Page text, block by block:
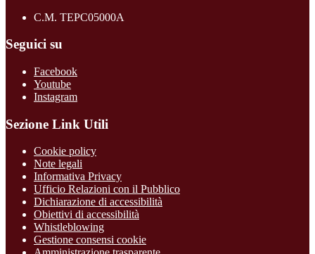
C.M. TEPC05000A
Seguici su
Facebook
Youtube
Instagram
Sezione Link Utili
Cookie policy
Note legali
Informativa Privacy
Ufficio Relazioni con il Pubblico
Dichiarazione di accessibilità
Obiettivi di accessibilità
Whistleblowing
Gestione consensi cookie